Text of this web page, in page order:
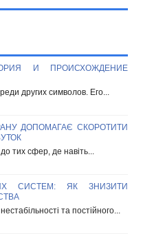
И ПРОИСХОЖДЕНИЕ
других символов. Его...
ДОПОМАГАЄ СКОРОТИТИ
тих сфер, де навіть...
СИСТЕМ: ЯК ЗНИЗИТИ
та постійного...